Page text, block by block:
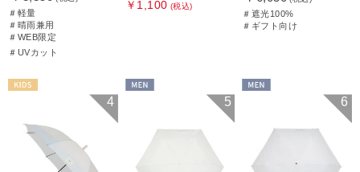
＃軽量
＃晴雨兼用
＃WEB限定
＃UVカット
￥1,100 (税込)
＃遮光100%
＃ギフト向け
4 5 6